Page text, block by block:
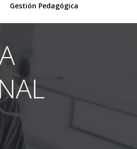
Gestión Pedagógica